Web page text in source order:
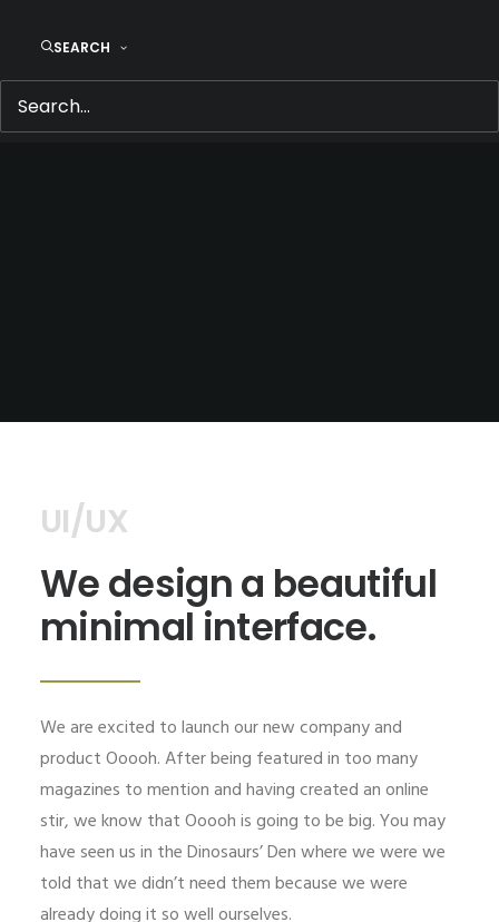
SEARCH
UI/UX
We design a beautiful
minimal interface.
We are excited to launch our new company and
product Ooooh. After being featured in too many
magazines to mention and having created an online
stir, we know that Ooooh is going to be big. You may
have seen us in the Dinosaurs’ Den where we were we
told that we didn’t need them because we were
already doing it so well ourselves.